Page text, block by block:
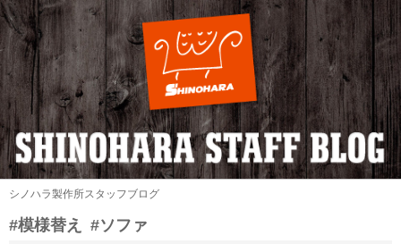
シノハラ製作所スタッフブログ
#模様替え #ソファ